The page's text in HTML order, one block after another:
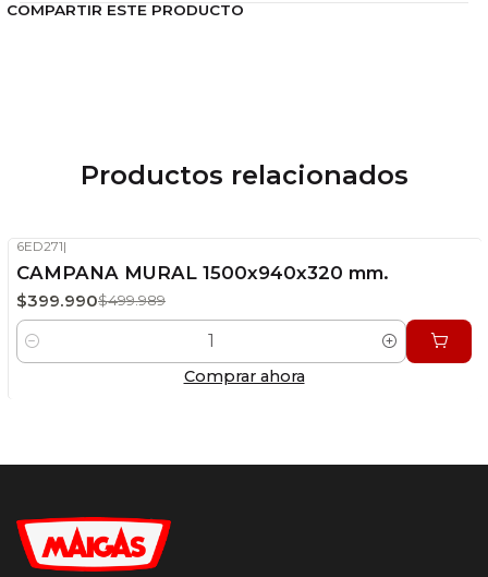
COMPARTIR ESTE PRODUCTO
Productos relacionados
OFF
Stock disponible
6ED271|
CAMPANA MURAL 1500x940x320 mm.
$399.990$499.989
Cantidad
Comprar ahora